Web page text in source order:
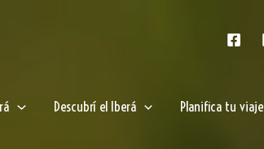
Descubrí el Iberá Planifica tu viaje